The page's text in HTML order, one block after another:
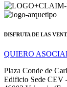
DISFRUTA DE LAS
QUIERO
Plaza Conde de
Edificio Sede CEV